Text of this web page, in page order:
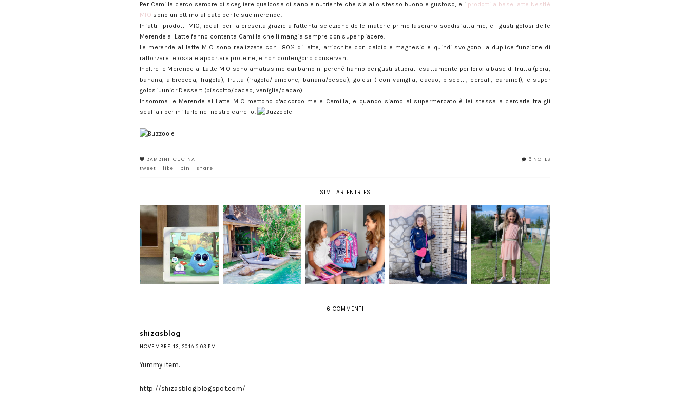
Per Camilla cerco sempre di scegliere qualcosa di sano e nutriente che sia allo stesso buono e gustoso, e i prodotti a base latte Nestlé
MIO sono un ottimo alleato per le sue merende.
Infatti i prodotti MIO, ideali per la crescita grazie all'attenta selezione delle materie prime lasciano soddisfatta me, e i gusti golosi delle
Merende al Latte fanno contenta Camilla che li mangia sempre con super piacere.
Le merende al latte MIO sono realizzate con l'80% di latte, arricchite con calcio e magnesio e quindi svolgono la duplice funzione di
rafforzare le ossa e apportare proteine, e non contengono conservanti.
Inoltre le Merende al Latte MIO sono amatissime dai bambini perché hanno dei gusti studiati esattamente per loro: a base di frutta (pera,
banana, albicocca, fragola), frutta (fragola/lampone, banana/pesca), golosi ( con vaniglia, cacao, biscotti, cereali, caramel), e super
golosi Junior Dessert (biscotto/cacao, vaniglia/cacao).
Insomma le Merende al Latte MIO mettono d'accordo me e Camilla, e quando siamo al supermercato è lei stessa a cercarle tra gli
scaffali per infilarle nel nostro carrello.
6 NOTES
BAMBINI, CUCINA
tweet
like pin share+
SIMILAR ENTRIES
UNA PULIZIA DELICATA
PER I DENTI DEI
BAMBINI
KAITIAKI SAFE: AL
FIANCO DEI GENITORI
CONTRO I PERICOLI
DELLA RETE
SKINOVER: ECCO LO
ZAINO PER LA SCUOLA
SCELTO DA CAMILLA
LOOK TOTAL DENIM DA
BAMBINA DI LITTLE
MARC JACOBS
BOBOLI: È ARRIVATA
LA COLLEZIONE
PRIMAVERA ESTATE
2019
6 COMMENTI
shizasblog
NOVEMBRE 13, 2016 5:03 PM
Yummy item.
http://shizasblog.blogspot.com/